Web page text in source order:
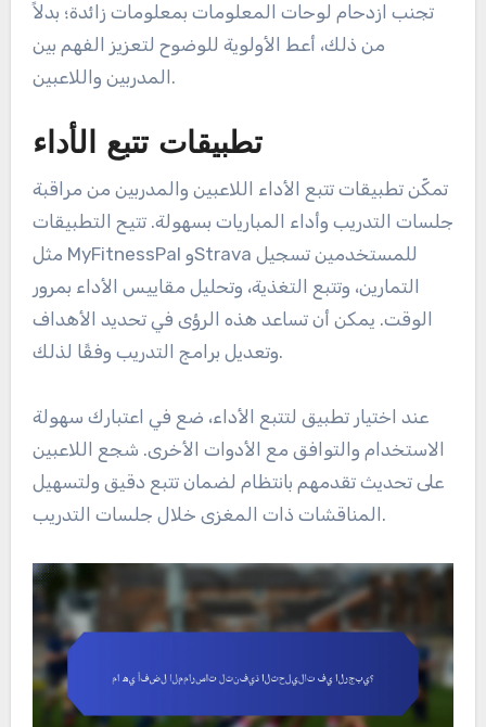
تجنب ازدحام لوحات المعلومات بمعلومات زائدة؛ بدلاً
من ذلك، أعط الأولوية للوضوح لتعزيز الفهم بين
المدربين واللاعبين.
تطبيقات تتبع الأداء
تمكّن تطبيقات تتبع الأداء اللاعبين والمدربين من مراقبة
جلسات التدريب وأداء المباريات بسهولة. تتيح التطبيقات
مثل MyFitnessPal وStrava للمستخدمين تسجيل
التمارين، وتتبع التغذية، وتحليل مقاييس الأداء بمرور
الوقت. يمكن أن تساعد هذه الرؤى في تحديد الأهداف
وتعديل برامج التدريب وفقًا لذلك.
عند اختيار تطبيق لتتبع الأداء، ضع في اعتبارك سهولة
الاستخدام والتوافق مع الأدوات الأخرى. شجع اللاعبين
على تحديث تقدمهم بانتظام لضمان تتبع دقيق ولتسهيل
المناقشات ذات المغزى خلال جلسات التدريب.